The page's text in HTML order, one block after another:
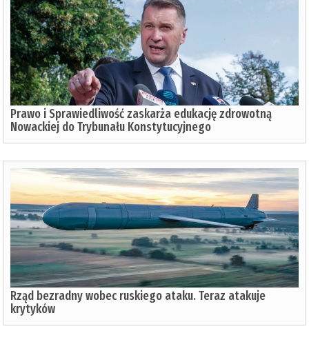
Prawo i Sprawiedliwość zaskarża edukację zdrowotną
Nowackiej do Trybunału Konstytucyjnego
Rząd bezradny wobec ruskiego ataku. Teraz atakuje
krytyków